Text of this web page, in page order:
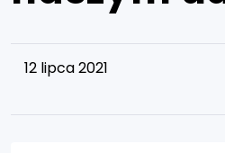
12 lipca 2021